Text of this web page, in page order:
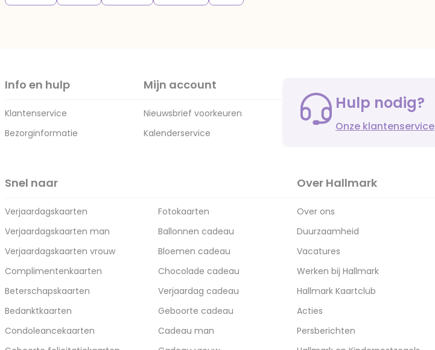
Info en hulp
Klantenservice
Bezorginformatie
Mijn account
Nieuwsbrief voorkeuren
Kalenderservice
Hulp nodig?
Onze klantenservice
Snel naar
Verjaardagskaarten
Verjaardagskaarten man
Verjaardagskaarten vrouw
Complimentenkaarten
Beterschapskaarten
Bedanktkaarten
Condoleancekaarten
Fotokaarten
Ballonnen cadeau
Bloemen cadeau
Chocolade cadeau
Verjaardag cadeau
Geboorte cadeau
Cadeau man
Over Hallmark
Over ons
Duurzaamheid
Vacatures
Werken bij Hallmark
Hallmark Kaartclub
Acties
Persberichten